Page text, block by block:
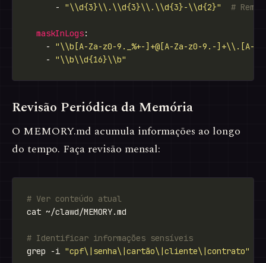
      -
"\\d{3}\\.\\d{3}\\.\\d{3}-\\d{2}" #
maskInLogs
    -
"\\b[A-Za-z0-9._%+-]+@[A-Za-z0-9.-]+\\.[A-
    -
"\\b\\d{16}\\b"
Revisão Periódica da Memória
O MEMORY.md acumula informações ao longo
do tempo. Faça revisão mensal:
# Ver conteúdo atual
# Identificar informações sensíveis
grep -i "cpf\|senha\|cartão\|cliente\|contrato"